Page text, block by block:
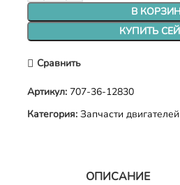
В
КУПИТЬ
Сравнить
Артикул: 707-36-12830
Категория: Запчасти
ОПИСАНИЕ